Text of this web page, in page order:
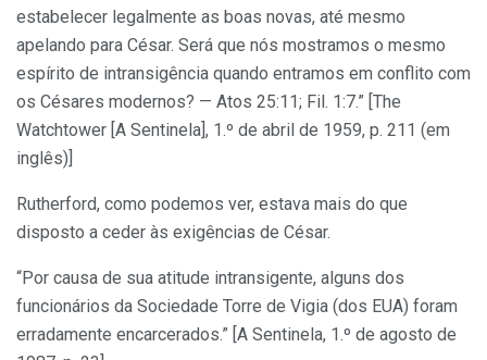
estabelecer legalmente as boas novas, até mesmo
apelando para César. Será que nós mostramos o mesmo
espírito de intransigência quando entramos em conflito com
os Césares modernos? — Atos 25:11; Fil. 1:7.” [The
Watchtower [A Sentinela], 1.º de abril de 1959, p. 211 (em
inglês)]
Rutherford, como podemos ver, estava mais do que
disposto a ceder às exigências de César.
“Por causa de sua atitude intransigente, alguns dos
funcionários da Sociedade Torre de Vigia (dos EUA) foram
erradamente encarcerados.” [A Sentinela, 1.º de agosto de